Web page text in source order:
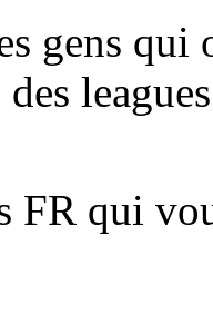
gens
des
FR qui